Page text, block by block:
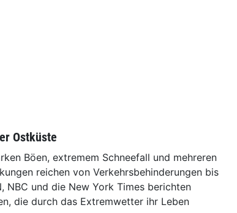
Ostküste
Böen, extremem Schneefall und mehreren
reichen von Verkehrsbehinderungen bis
NBC und die New York Times berichten
die durch das Extremwetter ihr Leben